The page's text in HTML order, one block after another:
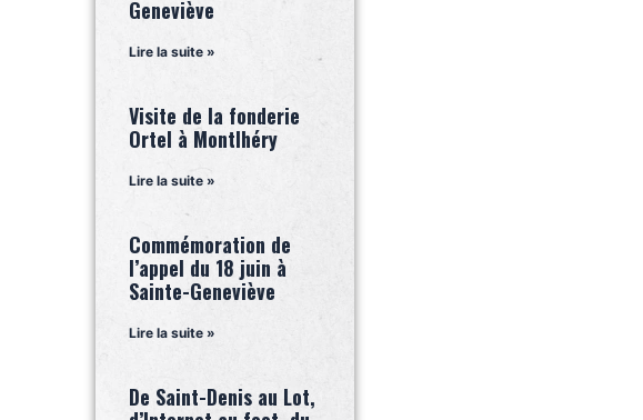
Geneviève
Lire la suite »
Visite de la fonderie
Ortel à Montlhéry
Lire la suite »
Commémoration de
l’appel du 18 juin à
Sainte-Geneviève
Lire la suite »
De Saint-Denis au Lot,